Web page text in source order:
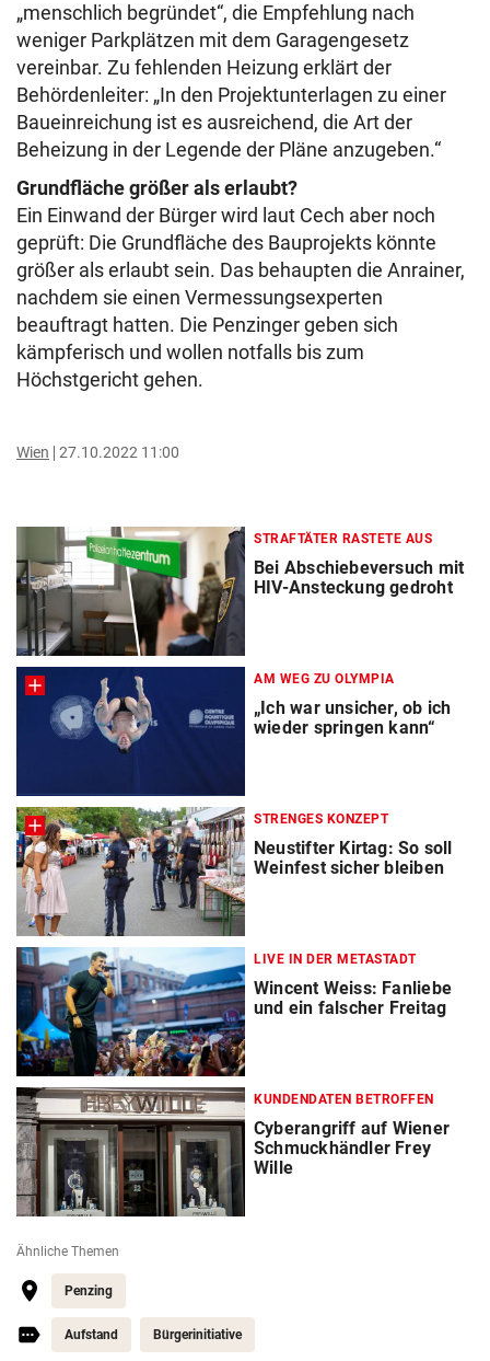
„menschlich begründet“, die Empfehlung nach
weniger Parkplätzen mit dem Garagengesetz
vereinbar. Zu fehlenden Heizung erklärt der
Behördenleiter: „In den Projektunterlagen zu einer
Baueinreichung ist es ausreichend, die Art der
Beheizung in der Legende der Pläne anzugeben.“
Grundfläche größer als erlaubt?
Ein Einwand der Bürger wird laut Cech aber noch
geprüft: Die Grundfläche des Bauprojekts könnte
größer als erlaubt sein. Das behaupten die Anrainer,
nachdem sie einen Vermessungsexperten
beauftragt hatten. Die Penzinger geben sich
kämpferisch und wollen notfalls bis zum
Höchstgericht gehen.
Wien 27.10.2022 11:00
STRAFTÄTER RASTETE AUS
Bei Abschiebeversuch mit
HIV-Ansteckung gedroht
AM WEG ZU OLYMPIA
„Ich war unsicher, ob ich
wieder springen kann“
STRENGES KONZEPT
Neustifter Kirtag: So soll
Weinfest sicher bleiben
LIVE IN DER METASTADT
Wincent Weiss: Fanliebe
und ein falscher Freitag
KUNDENDATEN BETROFFEN
Cyberangriff auf Wiener
Schmuckhändler Frey
Wille
Ähnliche Themen
Penzing
Aufstand Bürgerinitiative